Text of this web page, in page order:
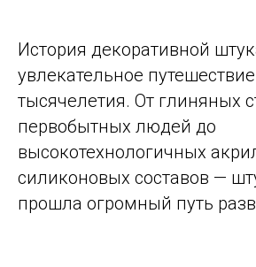
История декоративной
увлекательное
тысячелетия. От глиняных
первобытных людей до
высокотехнологичных
силиконовых составов —
прошла огромный путь